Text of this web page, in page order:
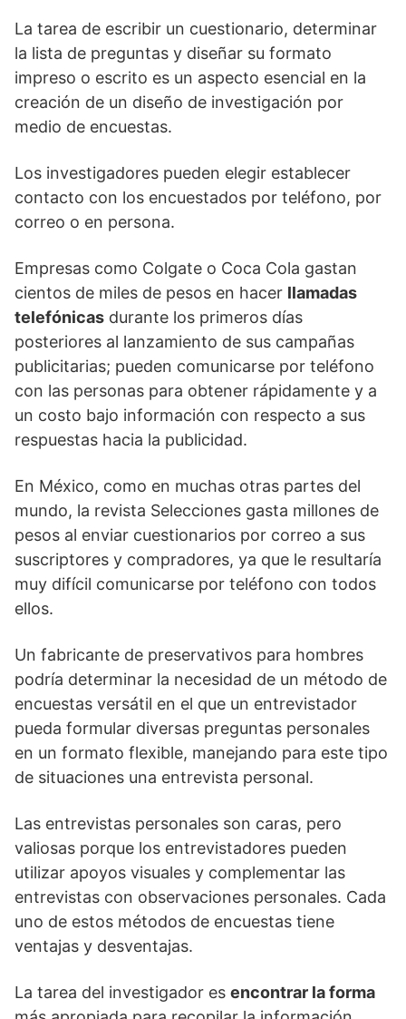
La tarea de escribir un cuestionario, determinar
la lista de preguntas y diseñar su formato
impreso o escrito es un aspecto esencial en la
creación de un diseño de investigación por
medio de encuestas.
Los investigadores pueden elegir establecer
contacto con los encuestados por teléfono, por
correo o en persona.
Empresas como Colgate o Coca Cola gastan
cientos de miles de pesos en hacer llamadas
telefónicas durante los primeros días
posteriores al lanzamiento de sus campañas
publicitarias; pueden comunicarse por teléfono
con las personas para obtener rápidamente y a
un costo bajo información con respecto a sus
respuestas hacia la publicidad.
En México, como en muchas otras partes del
mundo, la revista Selecciones gasta millones de
pesos al enviar cuestionarios por correo a sus
suscriptores y compradores, ya que le resultaría
muy difícil comunicarse por teléfono con todos
ellos.
Un fabricante de preservativos para hombres
podría determinar la necesidad de un método de
encuestas versátil en el que un entrevistador
pueda formular diversas preguntas personales
en un formato flexible, manejando para este tipo
de situaciones una entrevista personal.
Las entrevistas personales son caras, pero
valiosas porque los entrevistadores pueden
utilizar apoyos visuales y complementar las
entrevistas con observaciones personales. Cada
uno de estos métodos de encuestas tiene
ventajas y desventajas.
La tarea del investigador es encontrar la forma